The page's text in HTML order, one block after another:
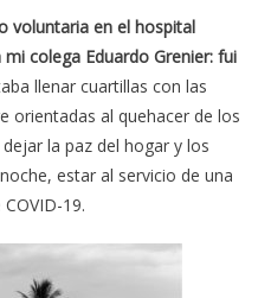
voluntaria en el hospital
colega Eduardo Grenier: fui
llenar cuartillas con las
orientadas al quehacer de los
la paz del hogar y los
estar al servicio de una
19.